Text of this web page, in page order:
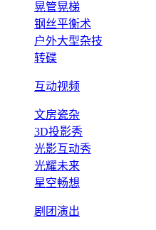
晃管晃梯
钢丝平衡术
户外大型杂技
转碟
互动视频
文房瓷杂
3D投影秀
光影互动秀
光耀未来
星空畅想
剧团演出